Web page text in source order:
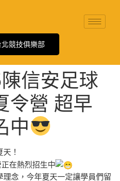
競技俱樂部
信安足球
令營 超早
中
！
在熱烈招生中
理念，今年夏天一定讓學員們留